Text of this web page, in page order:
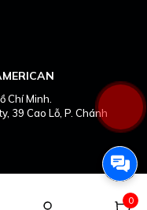
0
Chí Minh.
39 Cao Lỗ, P. Chánh